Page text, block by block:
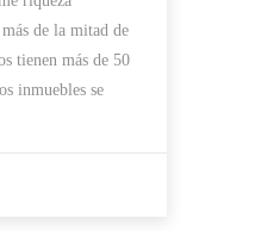
de la mitad de
tienen más de 50
inmuebles se